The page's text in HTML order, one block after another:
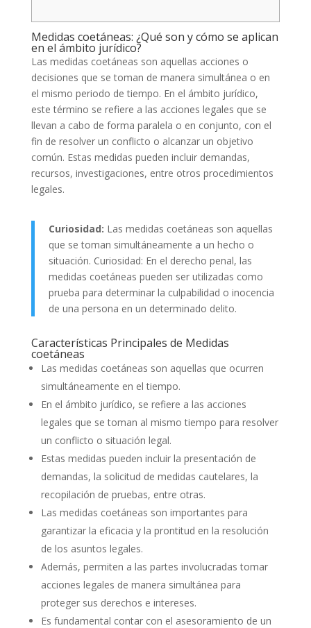
Medidas coetáneas: ¿Qué son y cómo se aplican
en el ámbito jurídico?
Las medidas coetáneas son aquellas acciones o
decisiones que se toman de manera simultánea o en
el mismo periodo de tiempo. En el ámbito jurídico,
este término se refiere a las acciones legales que se
llevan a cabo de forma paralela o en conjunto, con el
fin de resolver un conflicto o alcanzar un objetivo
común. Estas medidas pueden incluir demandas,
recursos, investigaciones, entre otros procedimientos
legales.
Curiosidad: Las medidas coetáneas son aquellas
que se toman simultáneamente a un hecho o
situación. Curiosidad: En el derecho penal, las
medidas coetáneas pueden ser utilizadas como
prueba para determinar la culpabilidad o inocencia
de una persona en un determinado delito.
Características Principales de Medidas
coetáneas
Las medidas coetáneas son aquellas que ocurren
simultáneamente en el tiempo.
En el ámbito jurídico, se refiere a las acciones
legales que se toman al mismo tiempo para resolver
un conflicto o situación legal.
Estas medidas pueden incluir la presentación de
demandas, la solicitud de medidas cautelares, la
recopilación de pruebas, entre otras.
Las medidas coetáneas son importantes para
garantizar la eficacia y la prontitud en la resolución
de los asuntos legales.
Además, permiten a las partes involucradas tomar
acciones legales de manera simultánea para
proteger sus derechos e intereses.
Es fundamental contar con el asesoramiento de un